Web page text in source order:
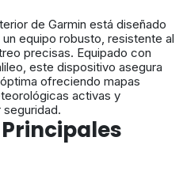
de Garmin está diseñado
equipo robusto, resistente al
precisas. Equipado con
este dispositivo asegura
ofreciendo mapas
activas y